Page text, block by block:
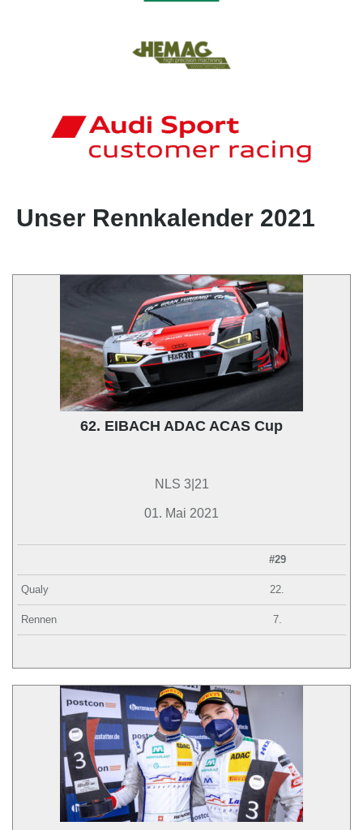
Unser Rennkalender 2021
62. EIBACH ADAC ACAS Cup
NLS 3|21
01. Mai 2021
#29
Qualy 22.
Rennen 7.